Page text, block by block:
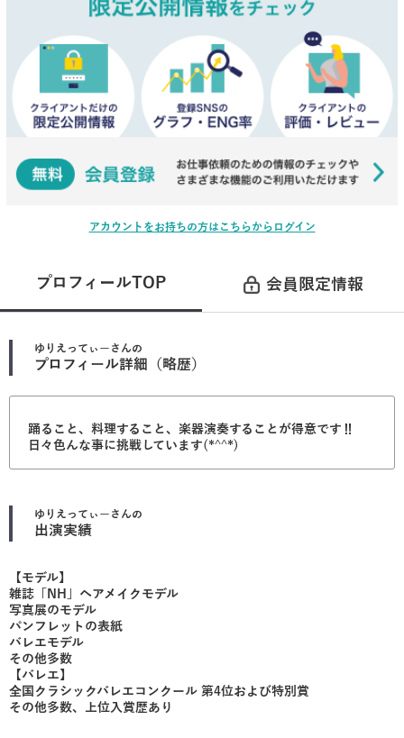
アカウントをお持ちの方はこちらからログイン
プロフィールTOP 会員限定情報
ゆりえってぃー さんの
プロフィール詳細（略歴）
踊ること、料理すること、楽器演奏することが得意です‼︎
日々色んな事に挑戦しています(*^^*)
ゆりえってぃー さんの
出演実績
【モデル】
雑誌「NH」ヘアメイクモデル
写真展のモデル
パンフレットの表紙
バレエモデル
その他多数
【バレエ】
全国クラシックバレエコンクール 第4位および特別賞
その他多数、上位入賞歴あり